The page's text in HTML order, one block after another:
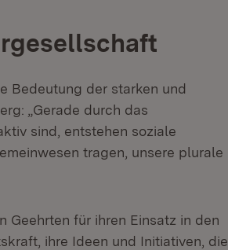
Bedeutung der starken und
„Gerade durch das
sind, entstehen soziale
tragen, unsere plurale
Geehrten für ihren Einsatz in den
ihre Ideen und Initiativen, die